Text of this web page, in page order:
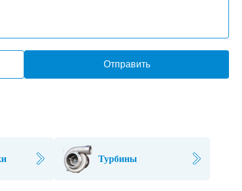
Отправить
Турбины